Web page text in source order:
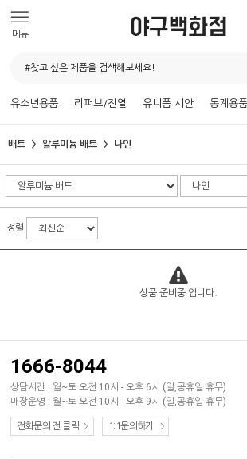
메뉴
유소년용품 리퍼브/진열 유니폼 시안 동계용품
배트 알루미늄 배트 나인
정렬
상품 준비중 입니다.
1666-8044
상담시간 : 월~토 오전 10시 - 오후 6시 (일,공휴일 휴무)
매장운영 : 월~토 오전 10시 - 오후 9시 (일,공휴일 휴무)
전화문의 전 클릭 1:1문의하기